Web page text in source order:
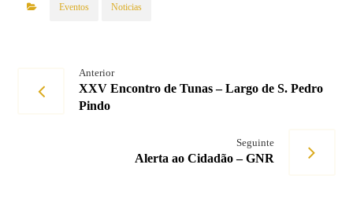
Eventos Noticias
Anterior
XXV Encontro de Tunas – Largo de S. Pedro
Pindo
Seguinte
Alerta ao Cidadão – GNR